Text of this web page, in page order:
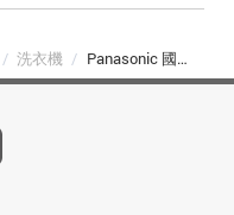
/ 洗衣機 / Panasonic 國際牌 NA-V150SW-W 15kg 高效抑菌變頻溫水滾筒洗衣機 冰鑽白